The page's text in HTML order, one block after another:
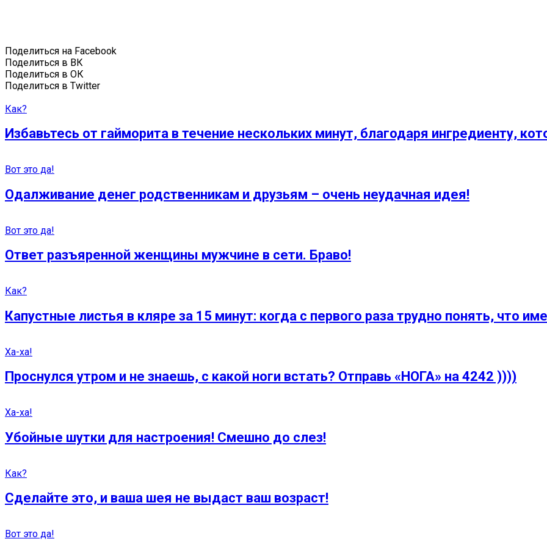
Поделиться на Facebook
Поделиться в ВК
Поделиться в ОК
Поделиться в Twitter
Как?
Избавьтесь от гайморита в течение нескольких минут, благодаря ингредиенту,
Вот это да!
Одалживание денег родственникам и друзьям – очень неудачная идея!
Вот это да!
Ответ разъяренной женщины мужчине в сети. Браво!
Как?
Капустные листья в кляре за 15 минут: когда с первого раза трудно понять, что
Ха-ха!
Проснулся утром и не знаешь, с какой ноги встать? Отправь «НОГА» на 4242 ))))
Ха-ха!
Убойные шутки для настроения! Смешно до слез!
Как?
Сделайте это, и ваша шея не выдаст ваш возраст!
Вот это да!